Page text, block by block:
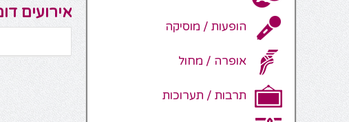
אירועים
הופעות / מוסיקה
אופרה / מחול
תרבות / תערוכות